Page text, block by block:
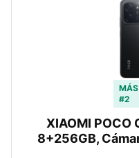
#2
XIAOMI POCO
8+256GB,